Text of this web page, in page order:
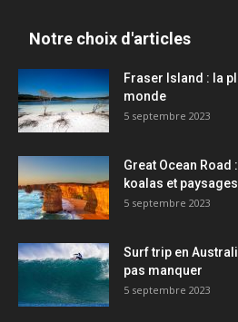
Notre choix d'articles
Fraser Island : la
monde
5 septembre 2023
Great Ocean Road
koalas et
5 septembre 2023
Surf trip en
pas manquer
5 septembre 2023